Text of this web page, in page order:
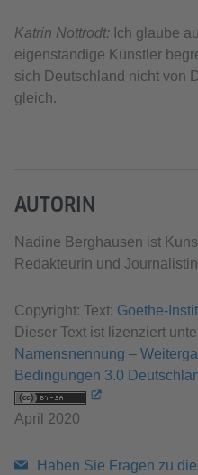
Katrin Nottrodt: Ich glaube
eigenständige Künstler
sich Deutschland nicht von
gleich.
AUTORIN
Nadine Berghausen ist
Redakteurin und
Copyright: Text: Goethe-
Dieser Text ist lizenziert
Namensnennung –
Bedingungen 3.0
April 2020
Haben Sie Fragen zu